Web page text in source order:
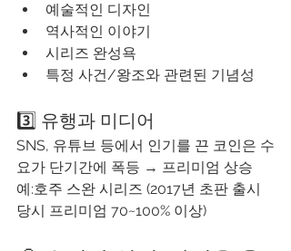
예술적인 디자인
역사적인 이야기
시리즈 완성욕
특정 사건/왕조와 관련된 기념성
3️⃣ 유행과 미디어
SNS, 유튜브 등에서 인기를 끈 코인은 수
요가 단기간에 폭등 → 프리미엄 상승
예:호주 스완 시리즈 (2017년 초판 출시
당시 프리미엄 70~100% 이상)